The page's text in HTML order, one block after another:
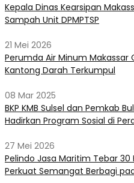
Kepala Dinas Kearsipan
Sampah Unit DPMPTSP
21 Mei 2026
Perumda Air Minum Makassar
Kantong Darah Terkumpul
08 Mar 2025
BKP KMB Sulsel dan Pemkab
Hadirkan Program Sosial di
27 Mei 2026
Pelindo Jasa Maritim Tebar 30
Perkuat Semangat Berbagi